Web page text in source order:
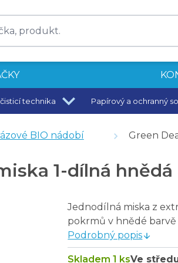
technika Papírový a ochranný
BIO nádobí Green
1-dílná
Jednodílná miska z
pokrmů v hnědé barvě
Podrobný popis
Skladem 1 ksVe